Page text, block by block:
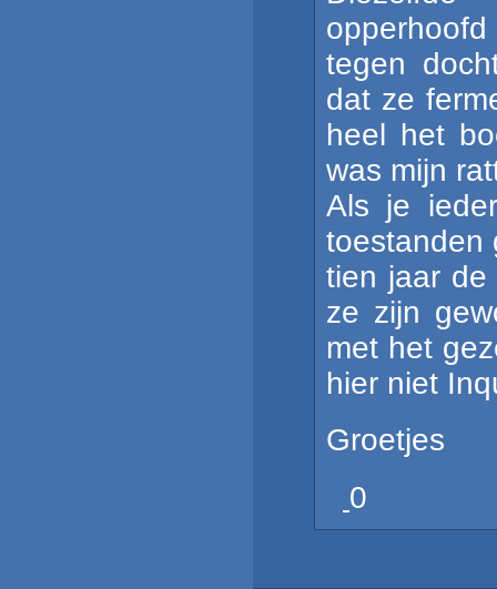
tegen
dat ze
heel het
was mijn
Als je
toestanden
tien jaar
ze zijn
met het
hier niet
Groetjes
0